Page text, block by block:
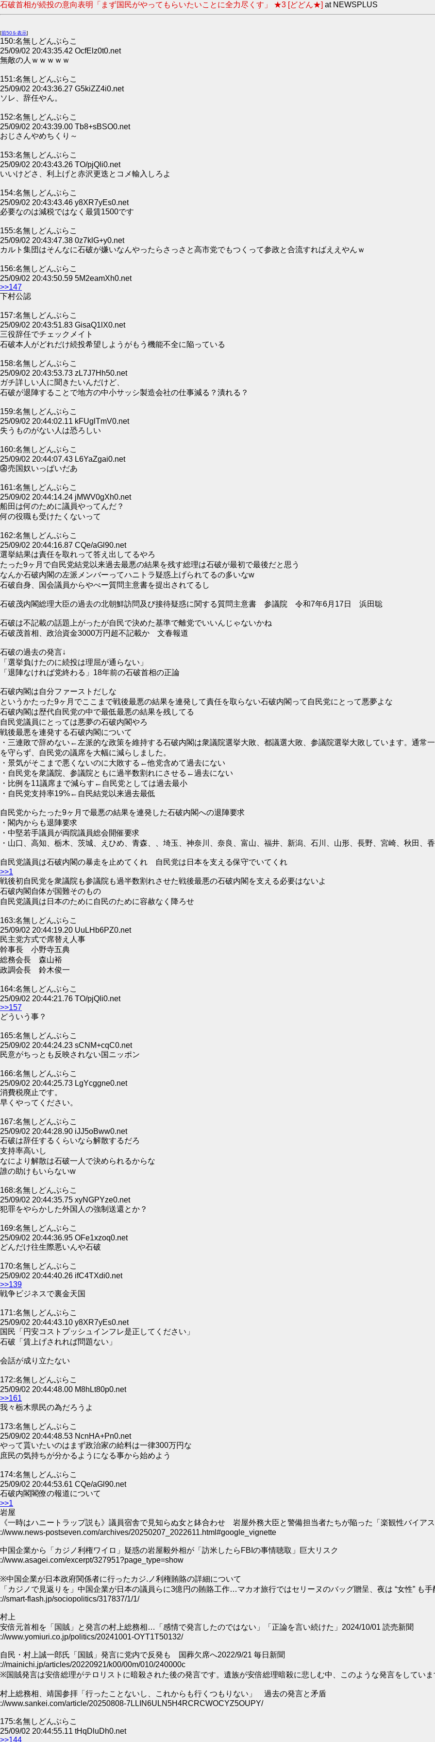
石破首相が続投の意向表明「まず国民がやってもらいたいことに全力尽くす」 ★3 [どどん★] at NEWSPLUS
[前50を表示]
150:名無しどんぶらこ
25/09/02 20:43:35.42 OcfElz0t0.net
無敵の人ｗｗｗｗｗ
151:名無しどんぶらこ
25/09/02 20:43:36.27 G5kiZZ4i0.net
ソレ、辞任やん。
152:名無しどんぶらこ
25/09/02 20:43:39.00 Tb8+sBSO0.net
おじさんやめちくり～
153:名無しどんぶらこ
25/09/02 20:43:43.26 TO/pjQli0.net
いいけどさ、利上げと赤沢更迭とコメ輸入しろよ
154:名無しどんぶらこ
25/09/02 20:43:43.46 y8XR7yEs0.net
必要なのは減税ではなく最賃1500です
155:名無しどんぶらこ
25/09/02 20:43:47.38 0z7klG+y0.net
カルト集団はそんなに石破が嫌いなんやったらさっさと高市党でもつくって参政と合流すればええやんｗ
156:名無しどんぶらこ
25/09/02 20:43:50.59 5M2eamXh0.net
>>147
下村公認
157:名無しどんぶらこ
25/09/02 20:43:51.83 GisaQ1lX0.net
三役辞任でチェックメイト
石破本人がどれだけ続投希望しようがもう機能不全に陥っている
158:名無しどんぶらこ
25/09/02 20:43:53.73 zL7J7Hh50.net
ガチ詳しい人に聞きたいんだけど、
石破が退陣することで地方の中小サッシ製造会社の仕事減る？潰れる？
159:名無しどんぶらこ
25/09/02 20:44:02.11 kFUglTmV0.net
失うものがない人は恐ろしい
160:名無しどんぶらこ
25/09/02 20:44:07.43 L6YaZgai0.net
👺売国奴いっぱいだあ
161:名無しどんぶらこ
25/09/02 20:44:14.24 jMWV0gXh0.net
船田は何のために議員やってんだ？
何の役職も受けたくないって
162:名無しどんぶらこ
25/09/02 20:44:16.87 CQe/aGl90.net
選挙結果は責任を取れって答え出してるやろ
たった9ヶ月で自民党結党以来過去最悪の結果を残す総理は石破が最初で最後だと思う
なんか石破内閣の左派メンバーってハニトラ疑惑上げられてるの多いなw
石破自身、国会議員からやべー質問主意書を提出されてるし
石破茂内閣総理大臣の過去の北朝鮮訪問及び接待疑惑に関する質問主意書 参議院 令和7年6月17日 浜田聡
石破は不記載の話題上がったが自民で決めた基準で離党でいいんじゃないかね
石破茂首相、政治資金3000万円超不記載か 文春報道
石破の過去の発言↓
「選挙負けたのに続投は理屈が通らない」
「退陣なければ党終わる」18年前の石破首相の正論
石破内閣は自分ファーストだしな
というかたった9ヶ月でここまで戦後最悪の結果を連発して責任を取らない石破内閣って自民党にとって悪夢よな
石破内閣は歴代自民党の中で最低最悪の結果を残してる
自民党議員にとっては悪夢の石破内閣やろ
戦後最悪を連発する石破内閣について
・三連敗で辞めない←左派的な政策を維持する石破内閣は衆議院選挙大敗、都議選大敗、参議院選挙大敗しています。通常
を守らず、自民党の議席を大幅に減らしました。
・景気がそこまで悪くないのに大敗する←他党含めて過去にない
・自民党を衆議院、参議院ともに過半数割れにさせる←過去にない
・比例を11議席まで減らす←自民党としては過去最小
・自民党支持率19%←自民結党以来過去最低
自民党からたった9ヶ月で最悪の結果を連発した石破内閣への退陣要求
・閣内からも退陣要求
・中堅若手議員が両院議員総会開催要求
・山口、高知、栃木、茨城、えひめ、青森、、埼玉、神奈川、奈良、富山、福井、新潟、石川、山形、長野、宮崎、秋田
自民党議員は石破内閣の暴走を止めてくれ 自民党は日本を支える保守でいてくれ
>>1
戦後初自民党を衆議院も参議院も過半数割れさせた戦後最悪の石破内閣を支える必要はないよ
石破内閣自体が国難そのもの
自民党議員は日本のために自民のために容赦なく降ろせ
163:名無しどんぶらこ
25/09/02 20:44:19.20 UuLHb6PZ0.net
民主党方式で席替え人事
幹事長 小野寺五典
総務会長 森山裕
政調会長 鈴木俊一
164:名無しどんぶらこ
25/09/02 20:44:21.76 TO/pjQli0.net
>>157
どういう事？
165:名無しどんぶらこ
25/09/02 20:44:24.23 sCNM+cqC0.net
民意がちっとも反映されない国ニッポン
166:名無しどんぶらこ
25/09/02 20:44:25.73 LgYcggne0.net
消費税廃止です。
早くやってください。
167:名無しどんぶらこ
25/09/02 20:44:28.90 iJJ5oBww0.net
石破は辞任するくらいなら解散するだろ
支持率高いし
なにより解散は石破一人で決められるからな
誰の助けもいらないw
168:名無しどんぶらこ
25/09/02 20:44:35.75 xyNGPYze0.net
犯罪をやらかした外国人の強制送還とか？
169:名無しどんぶらこ
25/09/02 20:44:36.95 OFe1xzoq0.net
どんだけ往生際悪いんや石破
170:名無しどんぶらこ
25/09/02 20:44:40.26 ifC4TXdi0.net
>>139
戦争ビジネスで裏金天国
171:名無しどんぶらこ
25/09/02 20:44:43.10 y8XR7yEs0.net
国民「円安コストプッシュインフレ是正してください」
石破「賃上げされれば問題ない」
会話が成り立たない
172:名無しどんぶらこ
25/09/02 20:44:48.00 M8hLt80p0.net
>>161
我々栃木県民の為だろうよ
173:名無しどんぶらこ
25/09/02 20:44:48.53 NcnHA+Pn0.net
やって貰いたいのはまず政治家の給料は一律300万円な
庶民の気持ちが分かるようになる事から始めよう
174:名無しどんぶらこ
25/09/02 20:44:53.61 CQe/aGl90.net
石破内閣閣僚の報道について
>>1
岩屋
《一時はハニートラップ説も》議員宿舎で見知らぬ女と鉢合わせ 岩屋外務大臣と警備担当者たちが陥った「楽観性バイア
://www.news-postseven.com/archives/20250207_2022611.html#google_vignette
中国企業から「カジノ利権ワイロ」疑惑の岩屋毅外相が「訪米したらFBIの事情聴取」巨大リスク
://www.asagei.com/excerpt/327951?page_type=show
※中国企業が日本政府関係者に行ったカジ.ノ利権賄賂の詳細について
「カジノで見返りを」中国企業が日本の議員らに3億円の賄賂工作…マカオ旅行ではセリーヌのバッグ贈呈、夜は “女性” も手
://smart-flash.jp/sociopolitics/317837/1/1/
村上
安倍元首相を「国賊」と発言の村上総務相…「感情で発言したのではない」「正論を言い続けた」2024/10/01 読売新聞
://www.yomiuri.co.jp/politics/20241001-OYT1T50132/
自民・村上誠一郎氏「国賊」発言に党内で反発も 国葬欠席へ2022/9/21 毎日新聞
://mainichi.jp/articles/20220921/k00/00m/010/240000c
※国賊発言は安倍総理がテロリストに暗殺された後の発言です。遺族が安倍総理暗殺に悲しむ中、このような発言をしていま
村上総務相、靖国参拝「行ったことないし、これからも行くつもりない」 過去の発言と矛盾
://www.sankei.com/article/20250808-7LLIN6ULN5H4RCRCWOCYZ5OUPY/
175:名無しどんぶらこ
25/09/02 20:44:55.11 tHqDluDh0.net
>>144